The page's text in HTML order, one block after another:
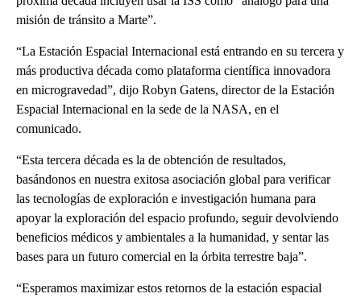
misión de tránsito a Marte”.
“La Estación Espacial Internacional está entrando en su tercera y
más productiva década como plataforma científica innovadora
en microgravedad”, dijo Robyn Gatens, director de la Estación
Espacial Internacional en la sede de la NASA, en el
comunicado.
“Esta tercera década es la de obtención de resultados,
basándonos en nuestra exitosa asociación global para verificar
las tecnologías de exploración e investigación humana para
apoyar la exploración del espacio profundo, seguir devolviendo
beneficios médicos y ambientales a la humanidad, y sentar las
bases para un futuro comercial en la órbita terrestre baja”.
“Esperamos maximizar estos retornos de la estación espacial